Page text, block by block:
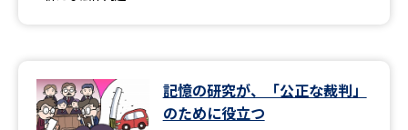
記憶の研究が、「公正な裁判」
のために役立つ